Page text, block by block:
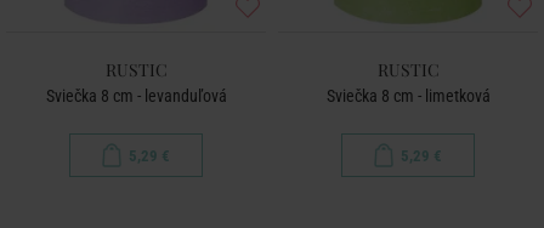
RUSTIC
Sviečka 8 cm - levanduľová
5,29 €
RUSTIC
Sviečka 8 cm - limetková
5,29 €